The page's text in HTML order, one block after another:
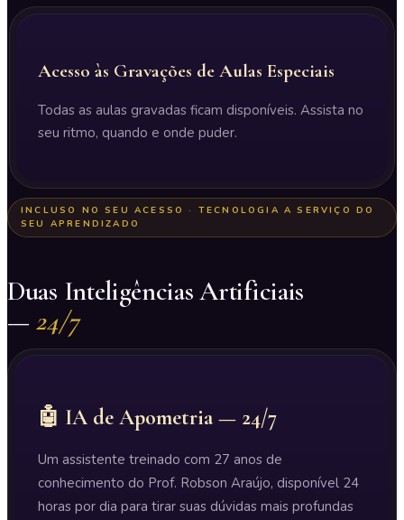
Acesso às Gravações de Aulas Especiais
Todas as aulas gravadas ficam disponíveis. Assista no
seu ritmo, quando e onde puder.
INCLUSO NO SEU ACESSO · TECNOLOGIA A SERVIÇO DO
SEU APRENDIZADO
Duas Inteligências Artificiais
— 24/7
🤖 IA de Apometria — 24/7
Um assistente treinado com 27 anos de
conhecimento do Prof. Robson Araújo, disponível 24
horas por dia para tirar suas dúvidas mais profundas